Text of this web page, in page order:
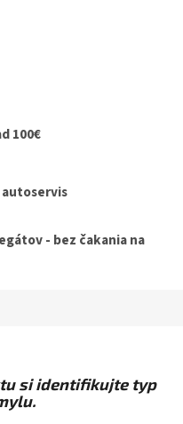
100€
autoservis
- bez čakania na
si identifikujte typ